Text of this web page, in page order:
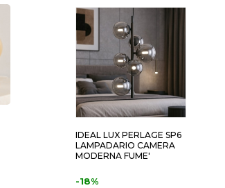
IDEAL LUX PERLAGE SP6
LAMPADARIO CAMERA
MODERNA FUME'
-18%